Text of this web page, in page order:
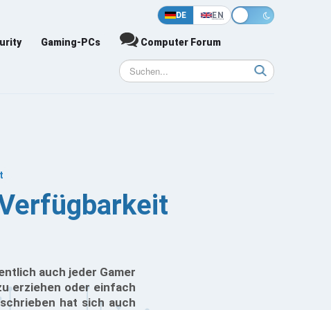
DE EN
Gaming-PCs Computer Forum
auch jeder Gamer
erziehen oder einfach
hat sich auch